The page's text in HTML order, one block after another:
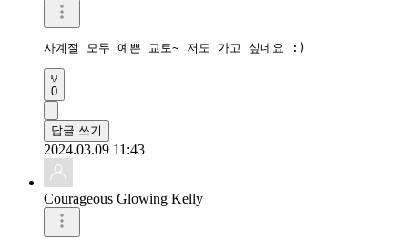
사계절 모두 예쁜 교토~ 저도 가고 싶네요 :)
0
답글 쓰기
2024.03.09 11:43
Courageous Glowing Kelly